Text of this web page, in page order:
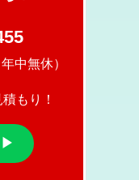
中無休）
もり！
▶